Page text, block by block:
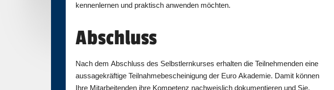
kennenlernen und praktisch anwenden möchten.
Abschluss
Nach dem Abschluss des Selbstlernkurses erhalten die Teilnehmenden eine
aussagekräftige Teilnahmebescheinigung der Euro Akademie. Damit können
Ihre Mitarbeitenden ihre Kompetenz nachweislich dokumentieren und Sie,